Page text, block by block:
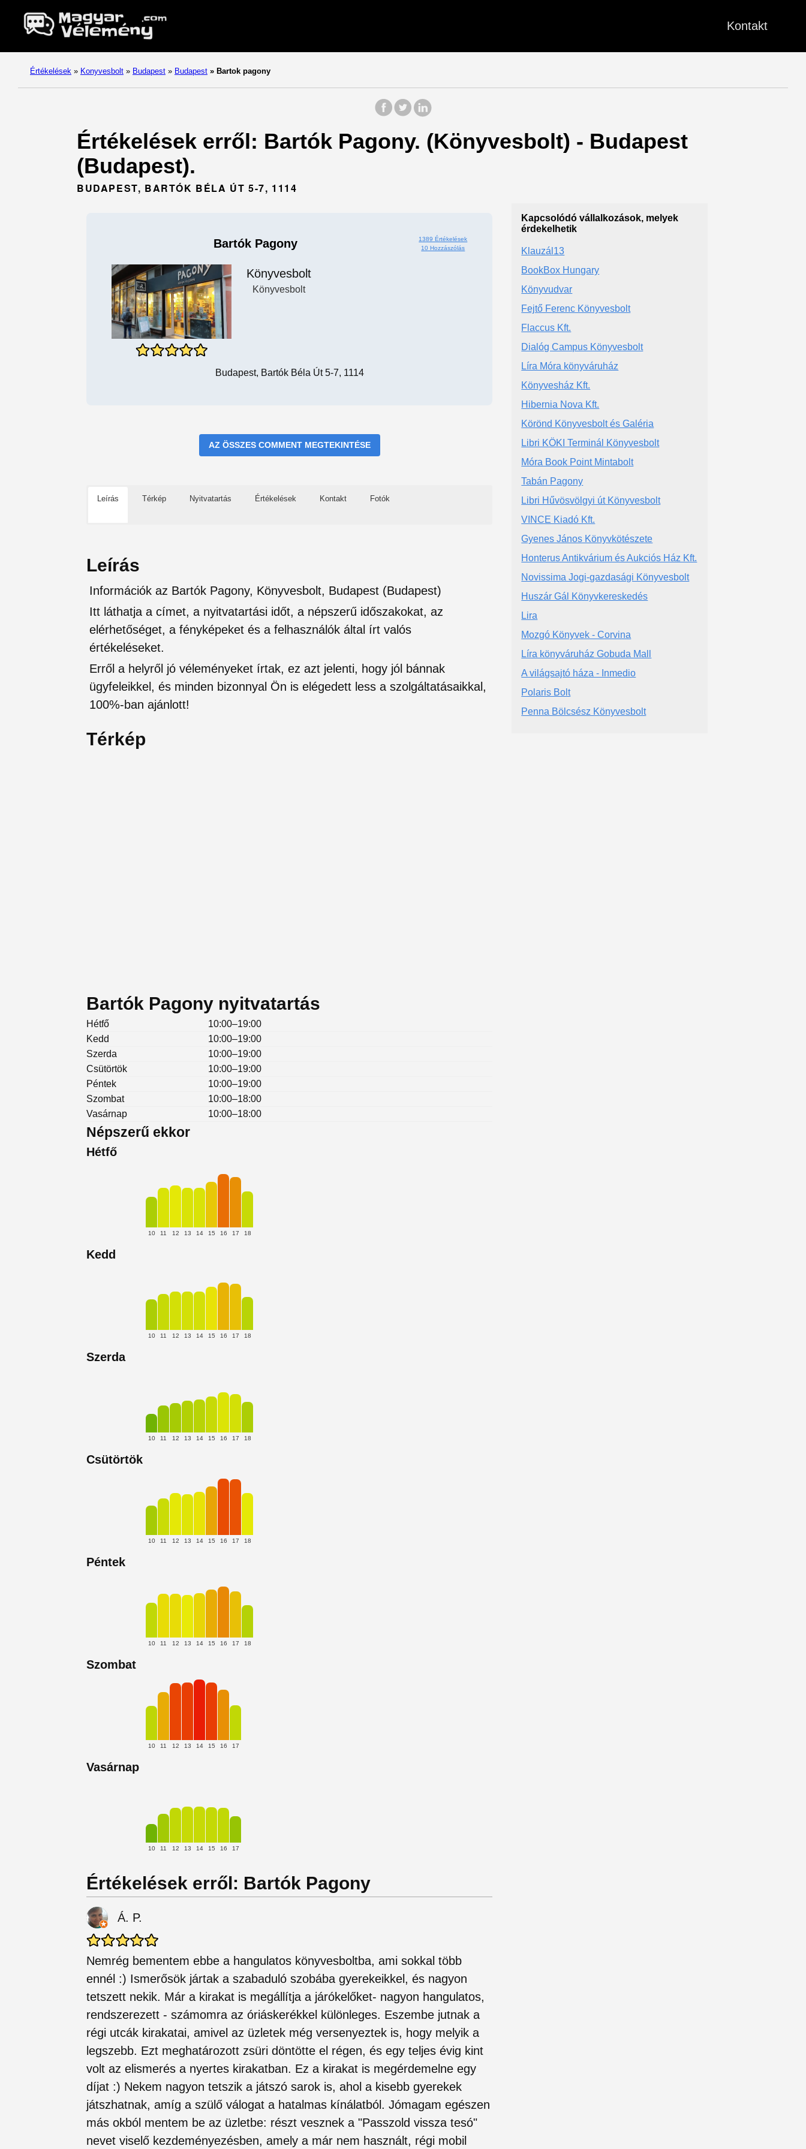
Kontakt
Értékelések » Konyvesbolt » Budapest » Budapest » Bartok pagony
Értékelések erről: Bartók Pagony. (Könyvesbolt) - Budapest
(Budapest).
BUDAPEST, BARTÓK BÉLA ÚT 5-7, 1114
Bartók Pagony
1389 Értékelések
10 Hozzászólás
Könyvesbolt
Könyvesbolt
Budapest, Bartók Béla Út 5-7, 1114
AZ ÖSSZES COMMENT MEGTEKINTÉSE
Leírás Térkép Nyitvatartás Értékelések Kontakt Fotók
Leírás
Információk az Bartók Pagony, Könyvesbolt, Budapest (Budapest)
Itt láthatja a címet, a nyitvatartási időt, a népszerű időszakokat, az
elérhetőséget, a fényképeket és a felhasználók által írt valós
értékeléseket.
Erről a helyről jó véleményeket írtak, ez azt jelenti, hogy jól bánnak
ügyfeleikkel, és minden bizonnyal Ön is elégedett less a szolgáltatásaikkal,
100%-ban ajánlott!
Térkép
Bartók Pagony nyitvatartás
Hétfő
10:00–19:00
Kedd
10:00–19:00
Szerda
10:00–19:00
Csütörtök
10:00–19:00
Péntek
10:00–19:00
Szombat
10:00–18:00
Vasárnap
10:00–18:00
Népszerű ekkor
Hétfő
10 11 12 13 14 15 16 17 18
Kedd
10 11 12 13 14 15 16 17 18
Szerda
10 11 12 13 14 15 16 17 18
Csütörtök
10 11 12 13 14 15 16 17 18
Péntek
10 11 12 13 14 15 16 17 18
Szombat
10 11 12 13 14 15 16 17
Vasárnap
10 11 12 13 14 15 16 17
Értékelések erről: Bartók Pagony
Á. P.
Nemrég bementem ebbe a hangulatos könyvesboltba, ami sokkal több
ennél :) Ismerősök jártak a szabaduló szobába gyerekeikkel, és nagyon
tetszett nekik. Már a kirakat is megállítja a járókelőket- nagyon hangulatos,
rendszerezett - számomra az óriáskerékkel különleges. Eszembe jutnak a
régi utcák kirakatai, amivel az üzletek még versenyeztek is, hogy melyik a
legszebb. Ezt meghatározott zsüri döntötte el régen, és egy teljes évig kint
volt az elismerés a nyertes kirakatban. Ez a kirakat is megérdemelne egy
díjat :) Nekem nagyon tetszik a játszó sarok is, ahol a kisebb gyerekek
játszhatnak, amíg a szülő válogat a hatalmas kínálatból. Jómagam egészen
más okból mentem be az üzletbe: részt vesznek a "Passzold vissza tesó"
nevet viselő kezdeményezésben, amely a már nem használt, régi mobil
Kapcsolódó vállalkozások, melyek
érdekelhetik
Klauzál13
BookBox Hungary
Könyvudvar
Fejtő Ferenc Könyvesbolt
Flaccus Kft.
Dialóg Campus Könyvesbolt
Líra Móra könyváruház
Könyvesház Kft.
Hibernia Nova Kft.
Körönd Könyvesbolt és Galéria
Libri KÖKI Terminál Könyvesbolt
Móra Book Point Mintabolt
Tabán Pagony
Libri Hűvösvölgyi út Könyvesbolt
VINCE Kiadó Kft.
Gyenes János Könyvkötészete
Honterus Antikvárium és Aukciós Ház Kft.
Novissima Jogi-gazdasági Könyvesbolt
Huszár Gál Könyvkereskedés
Lira
Mozgó Könyvek - Corvina
Líra könyváruház Gobuda Mall
A világsajtó háza - Inmedio
Polaris Bolt
Penna Bölcsész Könyvesbolt